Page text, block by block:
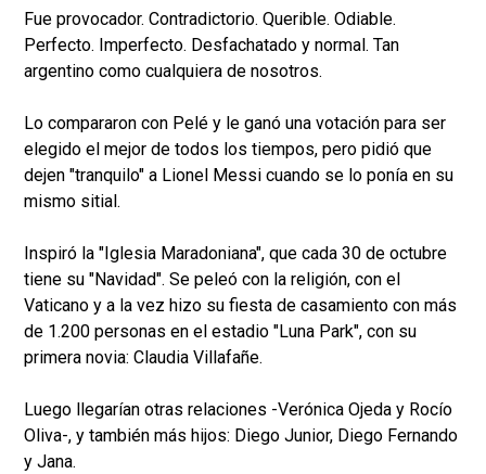
Fue provocador. Contradictorio. Querible. Odiable.
Perfecto. Imperfecto. Desfachatado y normal. Tan
argentino como cualquiera de nosotros.
Lo compararon con Pelé y le ganó una votación para ser
elegido el mejor de todos los tiempos, pero pidió que
dejen "tranquilo" a Lionel Messi cuando se lo ponía en su
mismo sitial.
Inspiró la "Iglesia Maradoniana", que cada 30 de octubre
tiene su "Navidad". Se peleó con la religión, con el
Vaticano y a la vez hizo su fiesta de casamiento con más
de 1.200 personas en el estadio "Luna Park", con su
primera novia: Claudia Villafañe.
Luego llegarían otras relaciones -Verónica Ojeda y Rocío
Oliva-, y también más hijos: Diego Junior, Diego Fernando
y Jana.